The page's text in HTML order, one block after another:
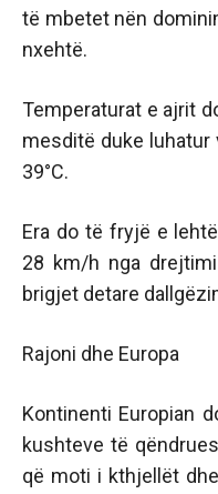
të mbetet nën
nxehtë.
Temperaturat e ajrit
mesditë duke luhatur
39°C.
Era do të fryjë e
28 km/h nga
brigjet detare
Rajoni dhe Europa
Kontinenti Europian
kushteve të
që moti i kthjellët